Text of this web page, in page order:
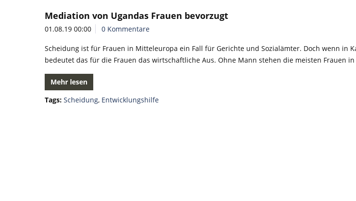
Mediation von Ugandas Frauen bevorzugt
01.08.19 00:00 0 Kommentare
Scheidung ist für Frauen in Mitteleuropa ein Fall für Gerichte und Sozialämter. Doch wenn in
bedeutet das für die Frauen das wirtschaftliche Aus. Ohne Mann stehen die meisten Frauen
Mehr lesen
Tags: Scheidung, Entwicklungshilfe